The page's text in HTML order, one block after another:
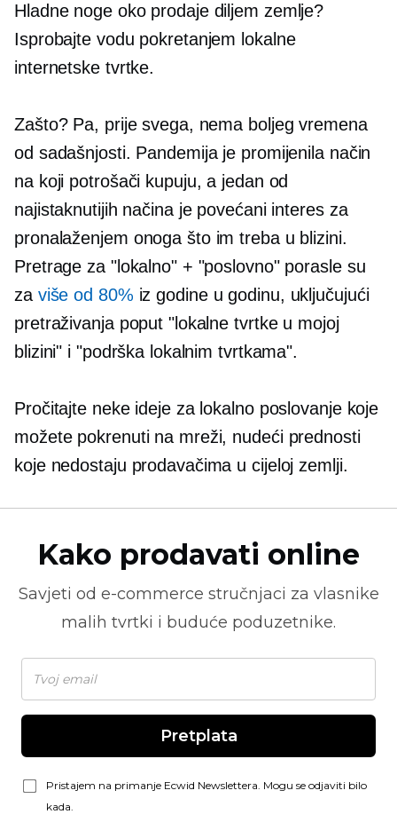
Hladne noge oko prodaje diljem zemlje?
Isprobajte vodu pokretanjem lokalne
internetske tvrtke.
Zašto? Pa, prije svega, nema boljeg vremena
od sadašnjosti. Pandemija je promijenila način
na koji potrošači kupuju, a jedan od
najistaknutijih načina je povećani interes za
pronalaženjem onoga što im treba u blizini.
Pretrage za "lokalno" + "poslovno" porasle su
za više od 80% iz godine u godinu, uključujući
pretraživanja poput "lokalne tvrtke u mojoj
blizini" i "podrška lokalnim tvrtkama".
Pročitajte neke ideje za lokalno poslovanje koje
možete pokrenuti na mreži, nudeći prednosti
koje nedostaju prodavačima u cijeloj zemlji.
Kako prodavati online
Savjeti od e-commerce stručnjaci za vlasnike
malih tvrtki i buduće poduzetnike.
Pretplata
Pristajem na primanje Ecwid Newslettera. Mogu se odjaviti bilo
kada.